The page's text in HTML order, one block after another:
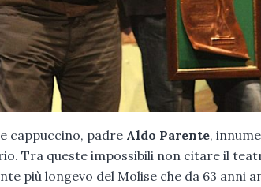
cappuccino, padre Aldo Parente,
Tra queste impossibili non citare il
più longevo del Molise che da 63 anni